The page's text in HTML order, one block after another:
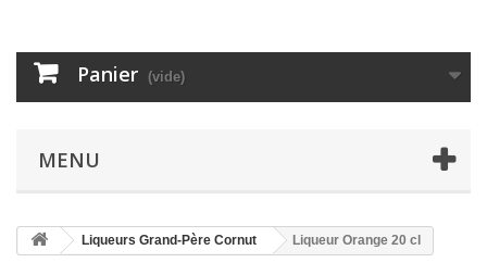
Panier (vide)
MENU
Liqueurs Grand-Père Cornut Liqueur Orange 20 cl